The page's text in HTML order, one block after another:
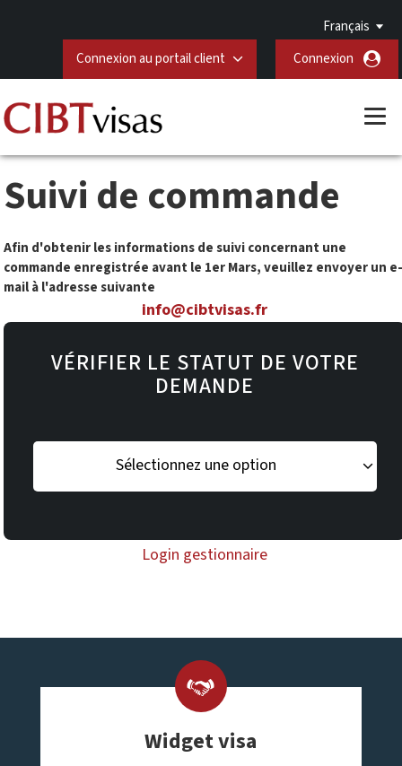
Français
Connexion au portail client
Connexion
Suivi de commande
Afin d'obtenir les informations de suivi concernant une
commande enregistrée avant le 1er Mars, veuillez envoyer un e-
mail à l'adresse suivante
info@cibtvisas.fr
VÉRIFIER LE STATUT DE VOTRE
DEMANDE
Sélectionnez une option
Login gestionnaire
Widget visa